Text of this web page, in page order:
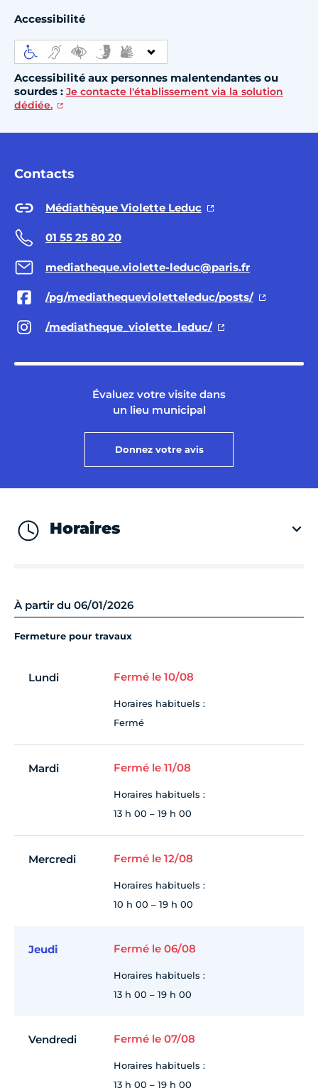
Accessibilité
Accessibilité aux personnes malentendantes ou
sourdes : Je contacte l'établissement via la solution
dédiée.
Contacts
Médiathèque Violette Leduc
01 55 25 80 20
mediatheque.violette-leduc@paris.fr
/pg/mediathequevioletteleduc/posts/
/mediatheque_violette_leduc/
Évaluez votre visite dans
un lieu municipal
Donnez votre avis
Horaires
À partir du 06/01/2026
Fermeture pour travaux
Lundi Fermé le 10/08
Horaires habituels :
Fermé
Mardi Fermé le 11/08
Horaires habituels :
13 h 00 – 19 h 00
Mercredi Fermé le 12/08
Horaires habituels :
10 h 00 – 19 h 00
Jeudi Fermé le 06/08
Horaires habituels :
13 h 00 – 19 h 00
Vendredi Fermé le 07/08
Horaires habituels :
13 h 00 – 19 h 00